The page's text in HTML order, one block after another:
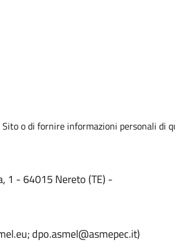
o di fornire informazioni personali di
1 - 64015 Nereto (TE) -
dpo.asmel@asmepec.it)